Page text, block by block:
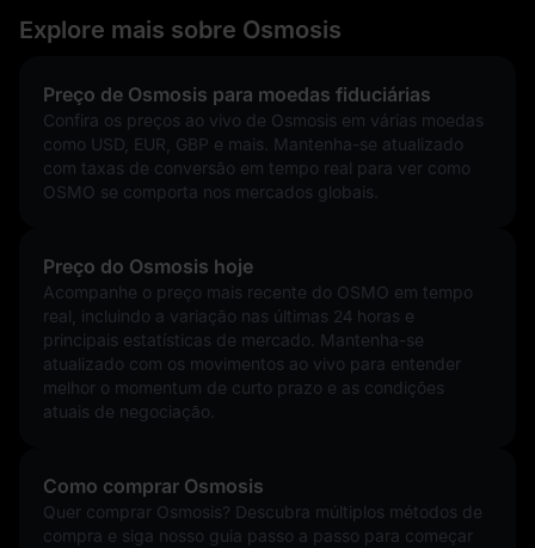
Explore mais sobre Osmosis
Preço de Osmosis para moedas fiduciárias
Confira os preços ao vivo de Osmosis em várias moedas
como USD, EUR, GBP e mais. Mantenha-se atualizado
com taxas de conversão em tempo real para ver como
OSMO se comporta nos mercados globais.
Preço do Osmosis hoje
Acompanhe o preço mais recente do OSMO em tempo
real, incluindo a variação nas últimas 24 horas e
principais estatísticas de mercado. Mantenha-se
atualizado com os movimentos ao vivo para entender
melhor o momentum de curto prazo e as condições
atuais de negociação.
Como comprar Osmosis
Quer comprar Osmosis? Descubra múltiplos métodos de
compra e siga nosso guia passo a passo para começar